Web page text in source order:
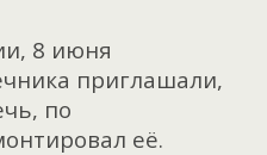
8 июня
приглашали,
по
её.